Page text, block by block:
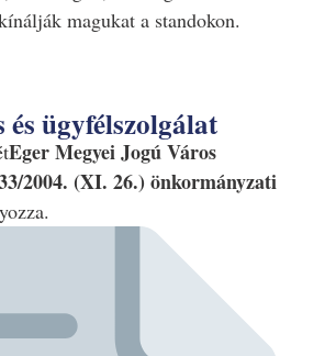
magukat a standokon.
és ügyfélszolgálat
Eger Megyei Jogú Város
2004. (XI. 26.) önkormányzati